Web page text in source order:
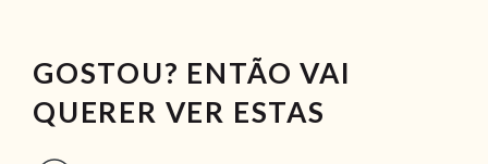
GOSTOU? ENTÃO VAI
QUERER VER ESTAS